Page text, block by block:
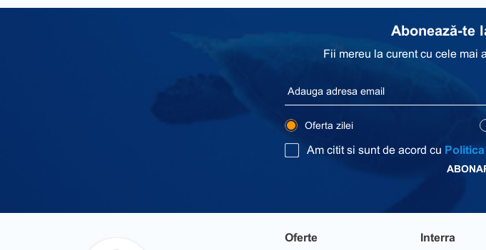
Abonează-te
Fii mereu la curent cu cele mai
Oferta zilei
Am citit si sunt de acord cu
Oferte Interra